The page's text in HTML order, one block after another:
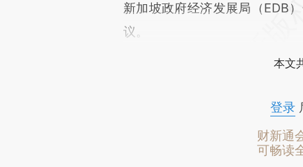
新加坡政府经济发展局（EDB
议。
本文
登录
财新通
可畅读